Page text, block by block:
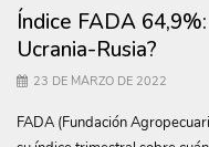
Índice FADA
Ucrania-Rusia?
23 DE MARZO DE 2022
FADA (Fundación